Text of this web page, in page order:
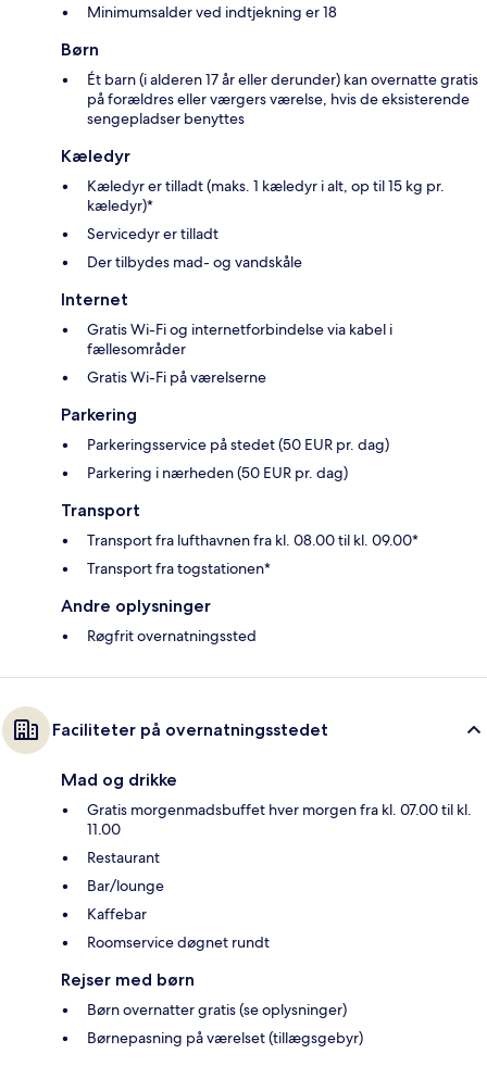
Minimumsalder ved indtjekning er 18
Børn
Ét barn (i alderen 17 år eller derunder) kan overnatte gratis
på forældres eller værgers værelse, hvis de eksisterende
sengepladser benyttes
Kæledyr
Kæledyr er tilladt (maks. 1 kæledyr i alt, op til 15 kg pr.
kæledyr)*
Servicedyr er tilladt
Der tilbydes mad- og vandskåle
Internet
Gratis Wi-Fi og internetforbindelse via kabel i
fællesområder
Gratis Wi-Fi på værelserne
Parkering
Parkeringsservice på stedet (50 EUR pr. dag)
Parkering i nærheden (50 EUR pr. dag)
Transport
Transport fra lufthavnen fra kl. 08.00 til kl. 09.00*
Transport fra togstationen*
Andre oplysninger
Røgfrit overnatningssted
Faciliteter på overnatningsstedet
Mad og drikke
Gratis morgenmadsbuffet hver morgen fra kl. 07.00 til kl.
11.00
Restaurant
Bar/lounge
Kaffebar
Roomservice døgnet rundt
Rejser med børn
Børn overnatter gratis (se oplysninger)
Børnepasning på værelset (tillægsgebyr)